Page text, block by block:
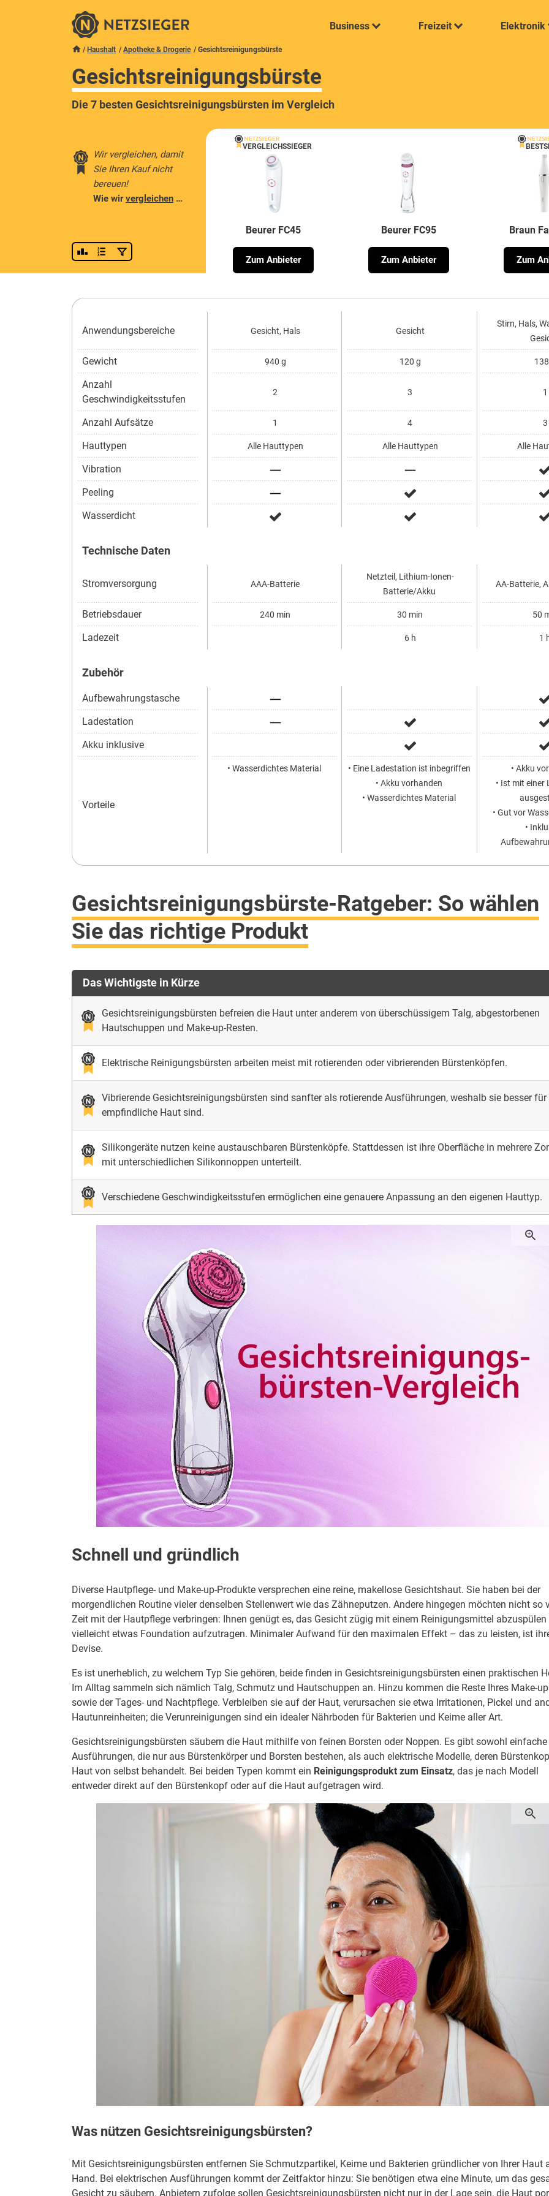
Business Freizeit Elektronik
Haushalt Apotheke & Drogerie Gesichtsreinigungsbürste
Gesichtsreinigungsbürste
Die 7 besten Gesichtsreinigungsbürsten im Vergleich
Wir vergleichen, damit
Sie Ihren Kauf nicht
bereuen!
Wie wirvergleichen …
VERGLEICHSSIEGER
Beurer FC45
Zum Anbieter
Beurer FC95
Zum Anbieter
Braun
Zum
Anwendungsbereiche
Gewicht
Anzahl
Geschwindigkeitsstufen
Anzahl Aufsätze
Hauttypen
Vibration
Peeling
Wasserdicht
Technische Daten
Stromversorgung
Betriebsdauer
Ladezeit
Zubehör
Aufbewahrungstasche
Ladestation
Akku inklusive
Vorteile
Gesicht, Hals
940 g
2
1
Alle Hauttypen
AAA-Batterie
240 min
• Wasserdichtes Material
Gesicht
120 g
3
4
Alle Hauttypen
Netzteil, Lithium-Ionen-
Batterie/Akku
30 min
6 h
• Eine Ladestation ist inbegriffen
• Akku vorhanden
• Wasserdichtes Material
Stirn, Hals,
1
3
Alle
AA-Batterie,
50
1
• Akku
• Ist mit
• Gut vor
•
Gesichtsreinigungsbürste-Ratgeber: So wählen
Sie das richtige Produkt
Das Wichtigste in Kürze
Gesichtsreinigungsbürsten befreien die Haut unter anderem von überschüssigem Talg, abgestorbenen
Hautschuppen und Make-up-Resten.
Elektrische Reinigungsbürsten arbeiten meist mit rotierenden oder vibrierenden Bürstenköpfen.
Vibrierende Gesichtsreinigungsbürsten sind sanfter als rotierende Ausführungen, weshalb sie besser für
empfindliche Haut sind.
Silikongeräte nutzen keine austauschbaren Bürstenköpfe. Stattdessen ist ihre Oberfläche in mehrere
mit unterschiedlichen Silikonnoppen unterteilt.
Verschiedene Geschwindigkeitsstufen ermöglichen eine genauere Anpassung an den eigenen Hauttyp.
Schnell und gründlich
Diverse Hautpflege- und Make-up-Produkte versprechen eine reine, makellose Gesichtshaut. Sie haben bei der
morgendlichen Routine vieler denselben Stellenwert wie das Zähneputzen. Andere hingegen möchten nicht so
Zeit mit der Hautpflege verbringen: Ihnen genügt es, das Gesicht zügig mit einem Reinigungsmittel abzuspülen
vielleicht etwas Foundation aufzutragen. Minimaler Aufwand für den maximalen Effekt – das zu leisten, ist
Devise.
Es ist unerheblich, zu welchem Typ Sie gehören, beide finden in Gesichtsreinigungsbürsten einen praktischen
Im Alltag sammeln sich nämlich Talg, Schmutz und Hautschuppen an. Hinzu kommen die Reste Ihres Make-
sowie der Tages- und Nachtpflege. Verbleiben sie auf der Haut, verursachen sie etwa Irritationen, Pickel und
Hautunreinheiten; die Verunreinigungen sind ein idealer Nährboden für Bakterien und Keime aller Art.
Gesichtsreinigungsbürsten säubern die Haut mithilfe von feinen Borsten oder Noppen. Es gibt sowohl einfache
Ausführungen, die nur aus Bürstenkörper und Borsten bestehen, als auch elektrische Modelle, deren
Haut von selbst behandelt. Bei beiden Typen kommt ein Reinigungsprodukt zum Einsatz, das je nach Modell
entweder direkt auf den Bürstenkopf oder auf die Haut aufgetragen wird.
Was nützen Gesichtsreinigungsbürsten?
Mit Gesichtsreinigungsbürsten entfernen Sie Schmutzpartikel, Keime und Bakterien gründlicher von Ihrer Haut
Hand. Bei elektrischen Ausführungen kommt der Zeitfaktor hinzu: Sie benötigen etwa eine Minute, um das
Gesicht zu säubern. Anbietern zufolge sollen Gesichtsreinigungsbürsten nicht nur in der Lage sein, die Haut